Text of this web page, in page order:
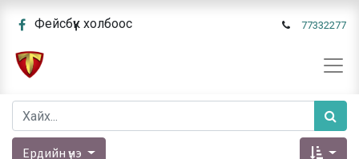
Фейсбүүк холбоос 77332277
Ердийн үнэ